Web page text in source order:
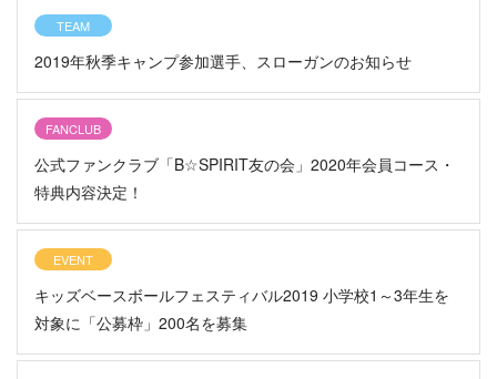
TEAM
2019年秋季キャンプ参加選手、スローガンのお知らせ
FANCLUB
公式ファンクラブ「B☆SPIRIT友の会」2020年会員コース・
特典内容決定！
EVENT
キッズベースボールフェスティバル2019 小学校1～3年生を
対象に「公募枠」200名を募集